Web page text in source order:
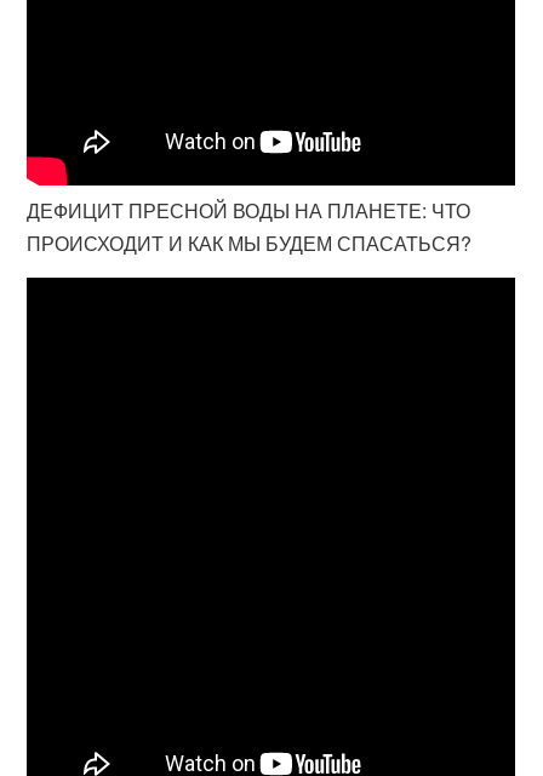
ДЕФИЦИТ ПРЕСНОЙ ВОДЫ НА ПЛАНЕТЕ: ЧТО
ПРОИСХОДИТ И КАК МЫ БУДЕМ СПАСАТЬСЯ?